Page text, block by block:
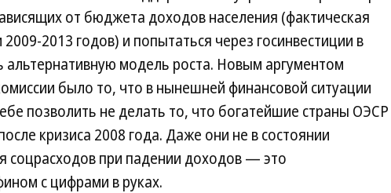
от бюджета доходов населения (фактическая
2013 годов) и попытаться через госинвестиции в
альтернативную модель роста. Новым аргументом
было то, что в нынешней финансовой ситуации
позволить не делать то, что богатейшие страны ОЭСР
кризиса 2008 года. Даже они не в состоянии
соцрасходов при падении доходов — это
с цифрами в руках.